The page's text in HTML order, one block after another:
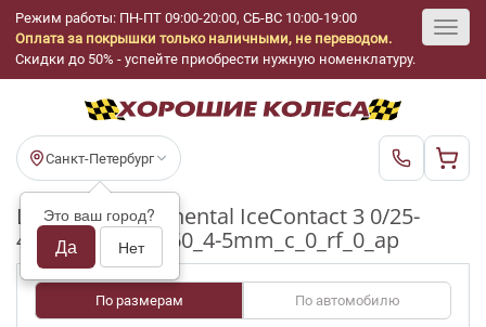
Режим работы: ПН-ПТ 09:00-20:00, СБ-ВС 10:00-19:00
Оплата за покрышки только наличными, не переводом.
Скидки до 50% - успейте приобрести нужную номенклатуру.
Санкт-Петербург
Это ваш город?
Да Нет
Шины бу Continental IceContact 3 0/25-
49pct R16_215_60_4-5mm_c_0_rf_0_ap
По размерам По автомобилю